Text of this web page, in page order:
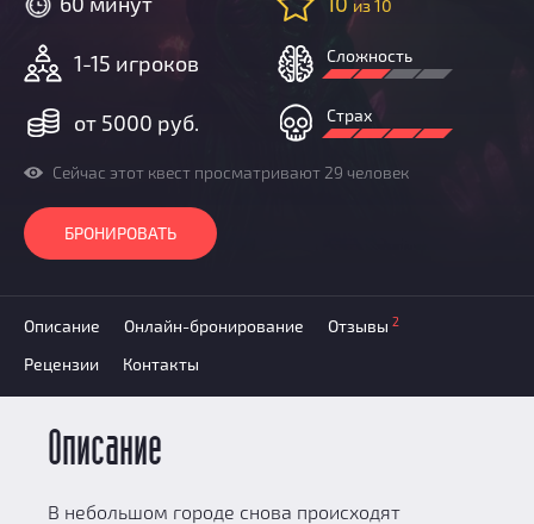
Новости
Партнерам
1-15 игроков
от 5000 руб.
из 10
Сложность
Страх
Сейчас этот квест просматривают 29 человек
БРОНИРОВАТЬ
Описание Онлайн-бронирование Отзывы 2
Рецензии Контакты
Описание
В небольшом городе снова происходят